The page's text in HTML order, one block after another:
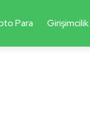
Para Girişimcilik